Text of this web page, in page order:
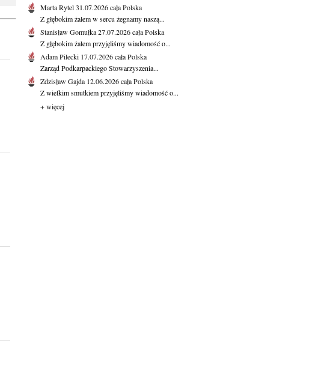
Marta Rytel31.07.2026cała Polska
Z głębokim żalem w sercu żegnamy naszą...
Stanisław Gomułka27.07.2026cała Polska
Z głębokim żalem przyjęliśmy wiadomość o...
Adam Pilecki 17.07.2026cała Polska
Zarząd Podkarpackiego Stowarzyszenia...
Zdzisław Gajda 12.06.2026cała Polska
Z wielkim smutkiem przyjęliśmy wiadomość o...
+ więcej